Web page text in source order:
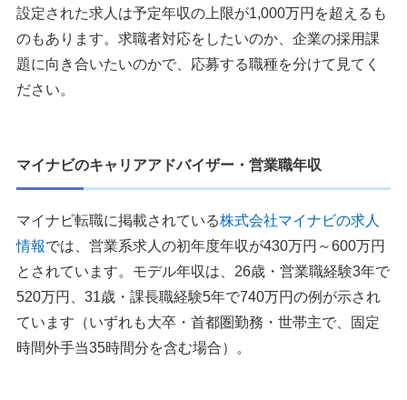
設定された求人は予定年収の上限が1,000万円を超えるも
のもあります。求職者対応をしたいのか、企業の採用課
題に向き合いたいのかで、応募する職種を分けて見てく
ださい。
マイナビのキャリアアドバイザー・営業職年収
マイナビ転職に掲載されている株式会社マイナビの求人
情報では、営業系求人の初年度年収が430万円～600万円
とされています。モデル年収は、26歳・営業職経験3年で
520万円、31歳・課長職経験5年で740万円の例が示され
ています（いずれも大卒・首都圏勤務・世帯主で、固定
時間外手当35時間分を含む場合）。